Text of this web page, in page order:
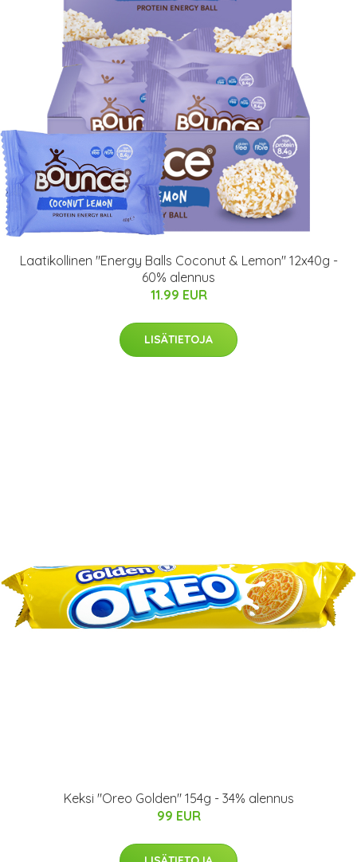
Laatikollinen "Energy Balls Coconut & Lemon" 12x40g -
60% alennus
11.99 EUR
LISÄTIETOJA
Keksi "Oreo Golden" 154g - 34% alennus
99 EUR